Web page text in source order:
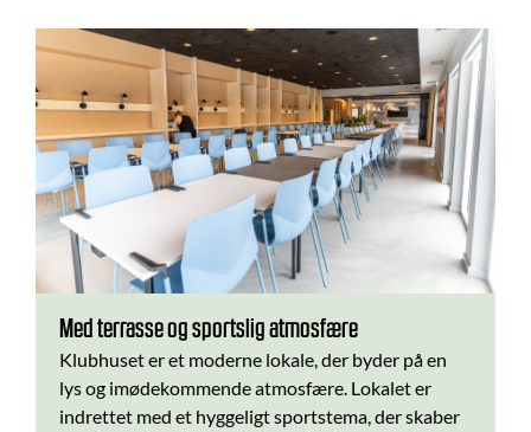
Med terrasse og sportslig atmosfære
Klubhuset er et moderne lokale, der byder på en
lys og imødekommende atmosfære. Lokalet er
indrettet med et hyggeligt sportstema, der skaber